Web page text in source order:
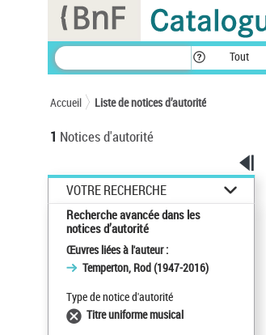
Tout
Accueil Liste de notices d’autorité
1 Notices d'autorité
VOTRE RECHERCHE
Recherche avancée dans les
notices d’autorité
Œuvres liées à l'auteur :
Temperton, Rod (1947-2016)
Type de notice d'autorité
Titre uniforme musical
Panneau de gestion des cookies